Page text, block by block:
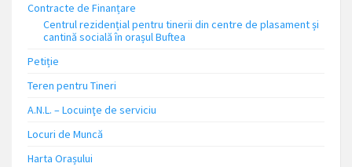
Contracte de Finanțare
Centrul rezidențial pentru tinerii din centre de plasament și
cantină socială în orașul Buftea
Petiție
Teren pentru Tineri
A.N.L. – Locuinţe de serviciu
Locuri de Muncă
Harta Orașului